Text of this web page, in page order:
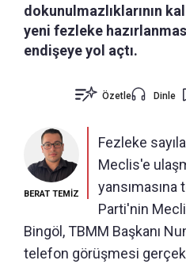
dokunulmazlıklarının
yeni fezleke
endişeye yol açtı.
Özetle Dinle
BERAT TEMİZ
Fezleke
Meclis'e
Parti'nin
Bingöl, TBMM Başkanı
telefon görüşmesi